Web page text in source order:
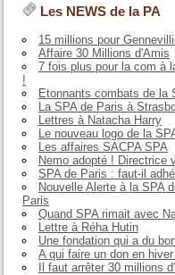
Les NEWS de la PA
15 millions pour
Affaire 30 Millions d'Amis
7 fois plus pour la com à
!
Etonnants combats de la
La SPA de Paris à
Lettres à Natacha Harry
Le nouveau logo de la
Les affaires SACPA SPA
Nemo adopté ! Directrice
SPA de Paris : faut-il
Nouvelle Alerte à la SPA
Paris
Quand SPA rimait avec
Lettre à Réha Hutin
Une fondation qui a du
A qui faire un don en
Il faut arrêter 30 millions